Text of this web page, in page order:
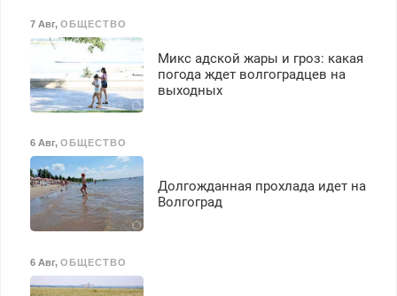
7 Авг, ОБЩЕСТВО
Микс адской жары и гроз: какая
погода ждет волгоградцев на
выходных
6 Авг, ОБЩЕСТВО
Долгожданная прохлада идет на
Волгоград
6 Авг, ОБЩЕСТВО